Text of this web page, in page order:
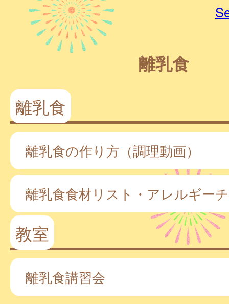
離乳食
離乳食
離乳食の作り方（調理動画）
離乳食食材リスト・アレルギー
教室
離乳食講習会